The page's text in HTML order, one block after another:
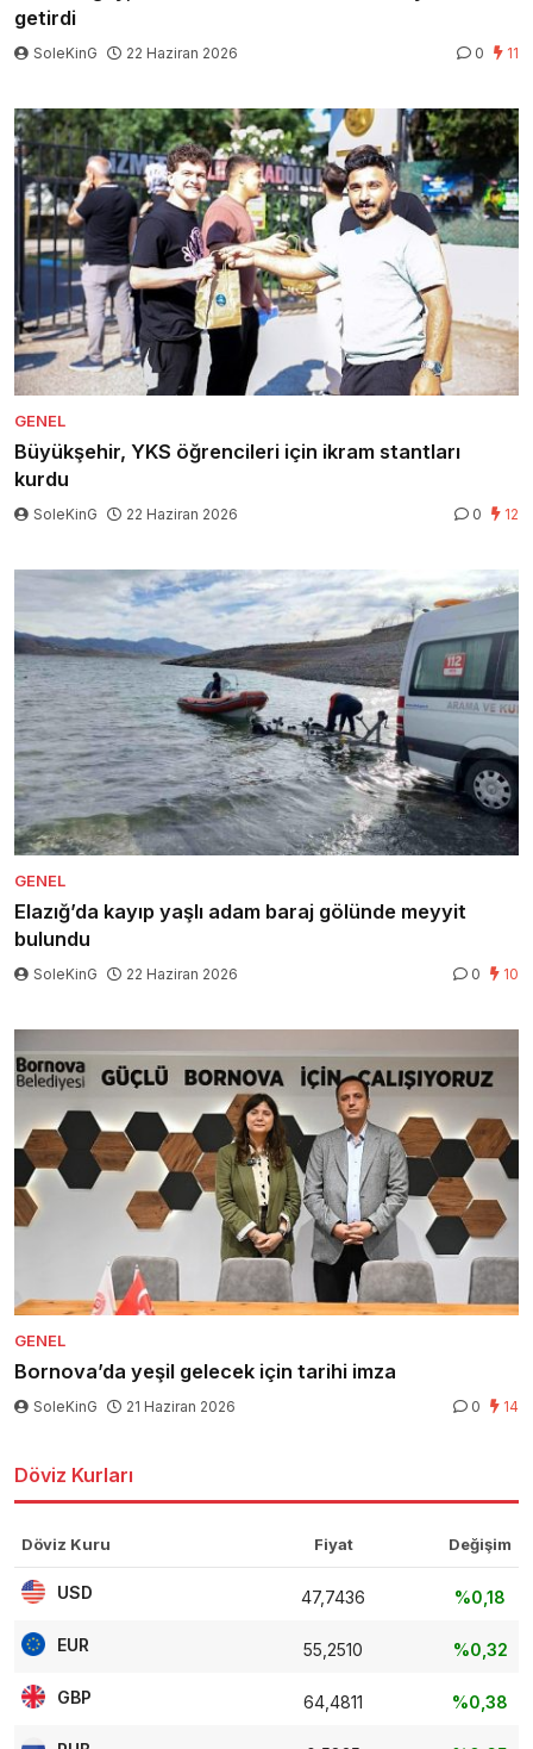
getirdi
SoleKinG 22 Haziran 2026 0 11
GENEL
Büyükşehir, YKS öğrencileri için ikram stantları
kurdu
SoleKinG 22 Haziran 2026 0 12
GENEL
Elazığ’da kayıp yaşlı adam baraj gölünde meyyit
bulundu
SoleKinG 22 Haziran 2026 0 10
GENEL
Bornova’da yeşil gelecek için tarihi imza
SoleKinG 21 Haziran 2026 0 14
Döviz Kurları
Döviz Kuru Fiyat Değişim
USD 47,7436 %0,18
EUR 55,2510 %0,32
GBP 64,4811 %0,38